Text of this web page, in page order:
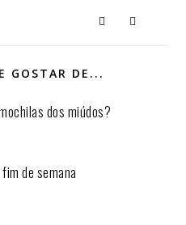
GOSTAR DE...
dos miúdos?
de semana